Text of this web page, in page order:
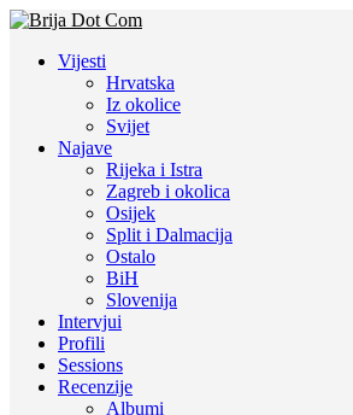
Vijesti
Hrvatska
Iz okolice
Svijet
Najave
Rijeka i Istra
Zagreb i okolica
Osijek
Split i Dalmacija
Ostalo
BiH
Slovenija
Intervjui
Profili
Sessions
Recenzije
Albumi